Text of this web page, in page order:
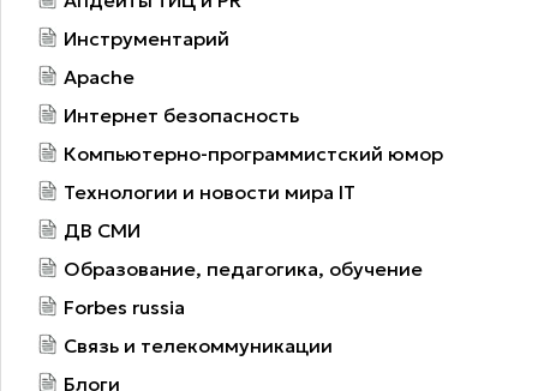
Инструментарий
Apache
Интернет безопасность
Компьютерно-программистский юмор
Технологии и новости мира IT
ДВ СМИ
Образование, педагогика, обучение
Forbes russia
Связь и телекоммуникации
Блоги